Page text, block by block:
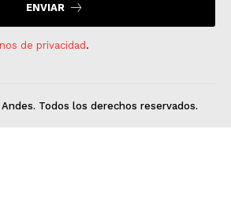
ENVIAR
de privacidad .
Todos los derechos reservados.